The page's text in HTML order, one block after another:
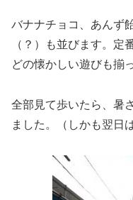
バナナチョコ、あんず
（？）も並びます。定
どの懐かしい遊びも揃
全部見て歩いたら、暑
ました。（しかも翌日